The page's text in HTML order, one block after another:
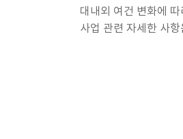
대내외 여건 변화에
사업 관련 자세한 사